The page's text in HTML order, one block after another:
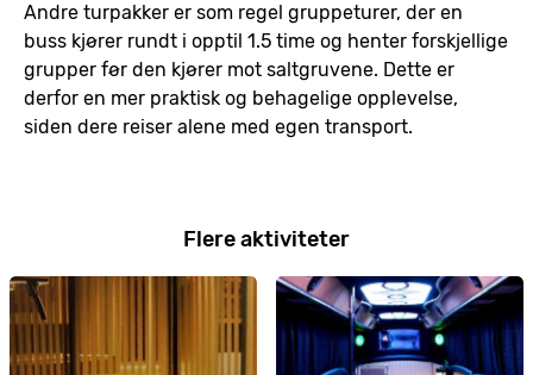
Andre turpakker er som regel gruppeturer, der en
buss kjører rundt i opptil 1.5 time og henter forskjellige
grupper før den kjører mot saltgruvene. Dette er
derfor en mer praktisk og behagelige opplevelse,
siden dere reiser alene med egen transport.
Flere aktiviteter